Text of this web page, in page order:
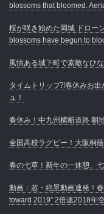
blossoms that bloomed.
桜が咲き始めた岡城 ドロー
blossoms have begun to
風情ある城下町で素敵なひ
タイムトリップ⁈春休みお
ュ！
春休み！中九州横断道路 朝
全国高校ラグビー！大阪桐
春の七草！新年の一休憩、
動画：超・絶景動画連発！
toward 2019” 2倍速2018年